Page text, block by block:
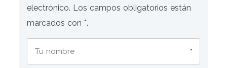
electrónico. Los campos obligatorios están
marcados con *.
*